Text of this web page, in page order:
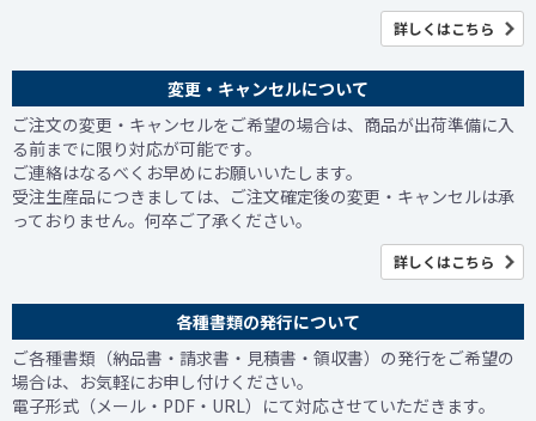
詳しくはこちら
変更・キャンセルについて
ご注文の変更・キャンセルをご希望の場合は、商品が出荷準備に入
る前までに限り対応が可能です。
ご連絡はなるべくお早めにお願いいたします。
受注生産品につきましては、ご注文確定後の変更・キャンセルは承
っておりません。何卒ご了承ください。
詳しくはこちら
各種書類の発行について
ご各種書類（納品書・請求書・見積書・領収書）の発行をご希望の
場合は、お気軽にお申し付けください。
電子形式（メール・PDF・URL）にて対応させていただきます。